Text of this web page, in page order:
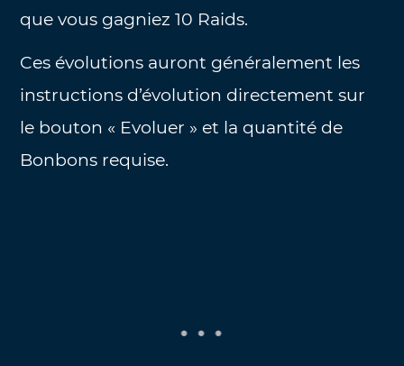
que vous gagniez 10 Raids.
Ces évolutions auront généralement les
instructions d’évolution directement sur
le bouton « Evoluer » et la quantité de
Bonbons requise.